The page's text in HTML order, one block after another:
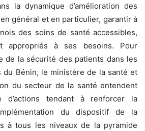
la dynamique d’amélioration des
général et en particulier, garantir à
des soins de santé accessibles,
appropriés à ses besoins. Pour
de la sécurité des patients dans les
du Bénin, le ministère de la santé et
du secteur de la santé entendent
d’actions tendant à renforcer la
du dispositif de la
à tous les niveaux de la pyramide